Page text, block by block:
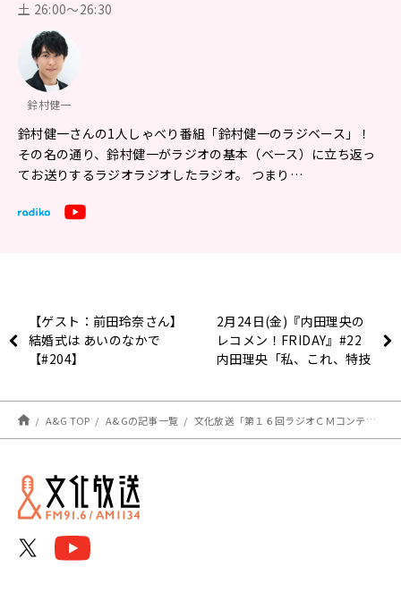
土 26:00～26:30
鈴村健一
鈴村健一さんの1人しゃべり番組「鈴村健一のラジベース」！
その名の通り、鈴村健一がラジオの基本（ベース）に立ち返っ
てお送りするラジオラジオしたラジオ。 つまり…
【ゲスト：前田玲奈さん】
結婚式は あいのなかで
【#204】
2月24日(金)『内田理央の
レコメン！FRIDAY』#22
内田理央「私、これ、特技
A&G TOP A&Gの記事一覧 文化放送「第１６回ラジオＣＭコンテスト～ずーっと前から、オーディオアド」 最終審査イベント・参加者募集！